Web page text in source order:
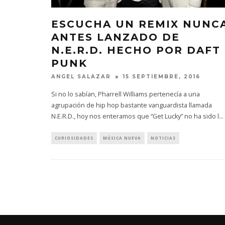
ESCUCHA UN REMIX
ANTES LANZADO DE
N.E.R.D. HECHO POR DAFT
PUNK
ANGEL SALAZAR 15 SEPTIEMBRE, 2016
Si no lo sabían, Pharrell Williams pertenecía a una
agrupación de hip hop bastante vanguardista llamada
N.E.R.D., hoy nos enteramos que “Get Lucky” no ha sido l...
CURIOSIDADES MÚSICA NUEVA NOTICIAS